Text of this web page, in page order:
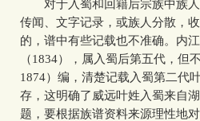
对于入蜀和回籍后宗族中族人
传闻、文字记录，或族人分散，
的，谱中有些记载也不准确。内
（1834），属入蜀后第五代，但
1874）编，清楚记载入蜀第二代
存，这明确了威远叶姓入蜀来自
题，要根据族谱资料来源理性地